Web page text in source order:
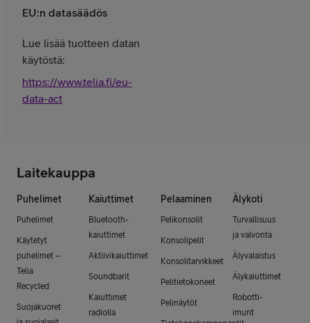
EU:n datasäädös
Lue lisää tuotteen datan
käytöstä:
https://www.telia.fi/eu-
data-act
Laitekauppa
Puhelimet
Puhelimet
Käytetyt
puhelimet –
Telia
Recycled
Suojakuoret
Kaiuttimet
Bluetooth-
kaiuttimet
Aktiivikaiuttimet
Soundbarit
Kaiuttimet
radiolla
Pelaaminen
Pelikonsolit
Konsolipelit
Konsolitarvikkeet
Pelitietokoneet
Pelinäytöt
Älykoti
Turvallisuus
ja valvonta
Älyvalaistus
Älykaiuttimet
Robotti-
imurit